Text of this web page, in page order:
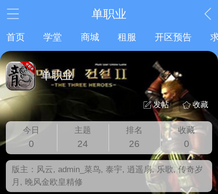
单职业
首页 学堂 商城 租服 开区预告
单职业
收藏
发帖
今日
0
主题
24
排名
26
收藏
0
版主： 风云, admin_菜鸟, 泰宇, 逍遥扇, 乐歌,传奇岁
月 , 晚风金欧皇精修